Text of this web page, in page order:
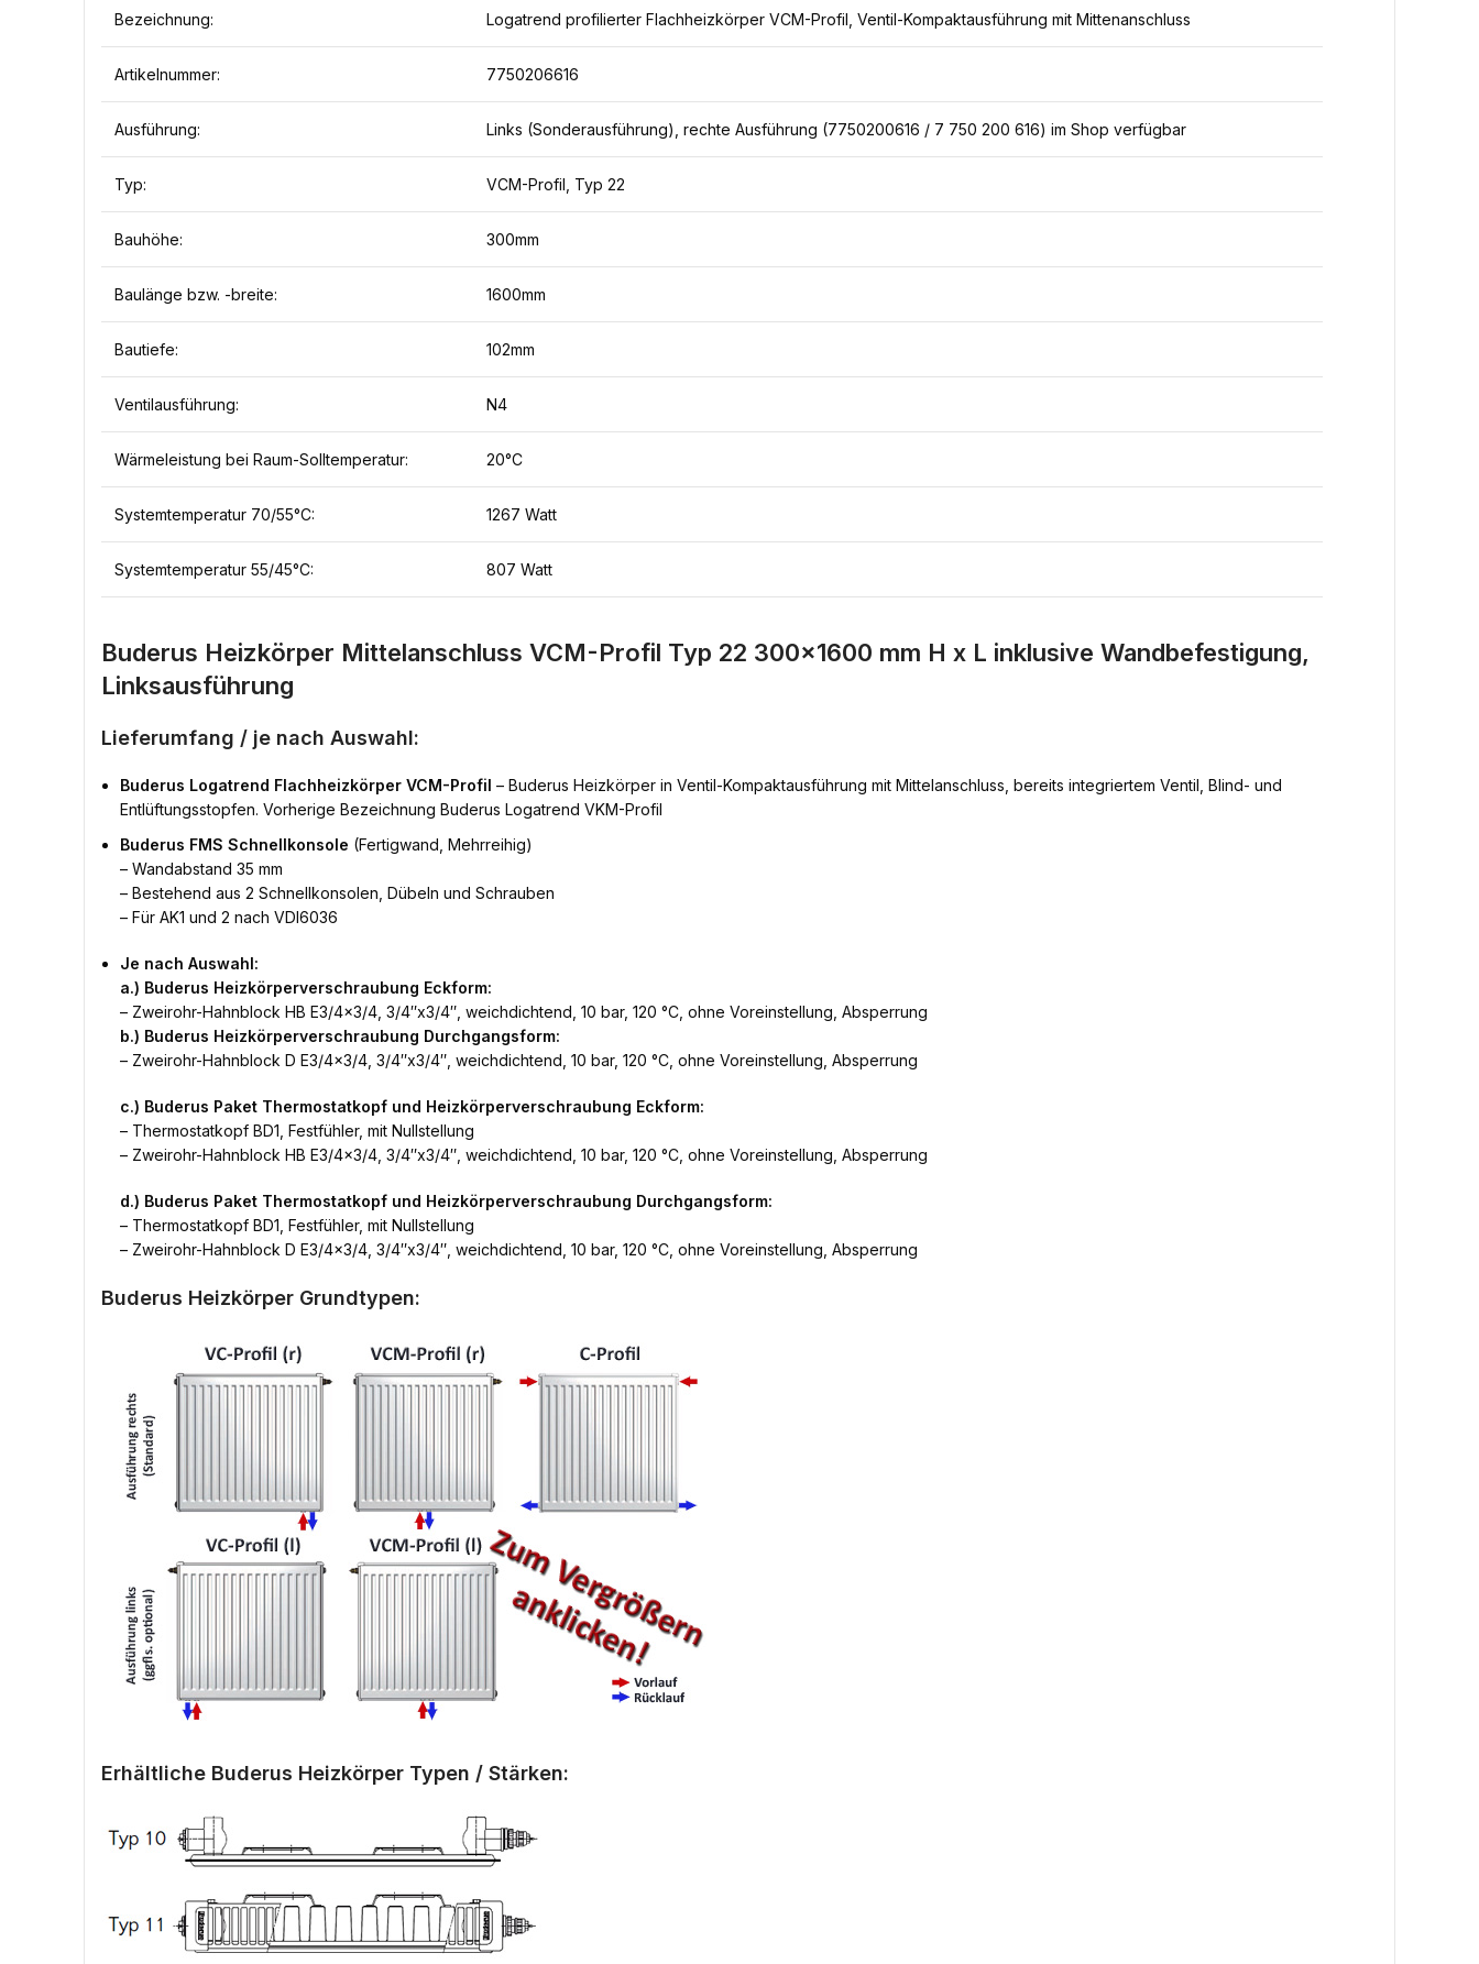
Bezeichnung: Logatrend profilierter Flachheizkörper VCM-Profil, Ventil-Kompaktausführung mit Mittenanschluss
Artikelnummer: 7750206616
Ausführung: Links (Sonderausführung), rechte Ausführung (7750200616 / 7 750 200 616) im Shop verfügbar
Typ: VCM-Profil, Typ 22
Bauhöhe: 300mm
Baulänge bzw. -breite: 1600mm
Bautiefe: 102mm
Ventilausführung: N4
Wärmeleistung bei Raum-Solltemperatur: 20°C
Systemtemperatur 70/55°C: 1267 Watt
Systemtemperatur 55/45°C: 807 Watt
Buderus Heizkörper Mittelanschluss VCM-Profil Typ 22 300×1600 mm H x L inklusive Wandbefestigung,
Linksausführung
Lieferumfang / je nach Auswahl:
Buderus Logatrend Flachheizkörper VCM-Profil – Buderus Heizkörper in Ventil-Kompaktausführung mit Mittelanschluss, bereits integriertem Ventil, Blind- und
Entlüftungsstopfen. Vorherige Bezeichnung Buderus Logatrend VKM-Profil
Buderus FMS Schnellkonsole (Fertigwand, Mehrreihig)
– Wandabstand 35 mm
– Bestehend aus 2 Schnellkonsolen, Dübeln und Schrauben
– Für AK1 und 2 nach VDI6036
Je nach Auswahl:
a.) Buderus Heizkörperverschraubung Eckform:
– Zweirohr-Hahnblock HB E3/4×3/4, 3/4″x3/4″, weichdichtend, 10 bar, 120 °C, ohne Voreinstellung, Absperrung
b.) Buderus Heizkörperverschraubung Durchgangsform:
– Zweirohr-Hahnblock D E3/4×3/4, 3/4″x3/4″, weichdichtend, 10 bar, 120 °C, ohne Voreinstellung, Absperrung
c.) Buderus Paket Thermostatkopf und Heizkörperverschraubung Eckform:
– Thermostatkopf BD1, Festfühler, mit Nullstellung
– Zweirohr-Hahnblock HB E3/4×3/4, 3/4″x3/4″, weichdichtend, 10 bar, 120 °C, ohne Voreinstellung, Absperrung
d.) Buderus Paket Thermostatkopf und Heizkörperverschraubung Durchgangsform:
– Thermostatkopf BD1, Festfühler, mit Nullstellung
– Zweirohr-Hahnblock D E3/4×3/4, 3/4″x3/4″, weichdichtend, 10 bar, 120 °C, ohne Voreinstellung, Absperrung
Buderus Heizkörper Grundtypen:
Erhältliche Buderus Heizkörper Typen / Stärken: